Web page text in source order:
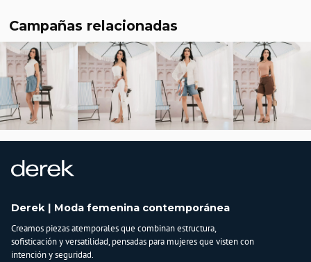
Campañas relacionadas
Derek | Moda femenina contemporánea
Creamos piezas atemporales que combinan estructura,
sofisticación y versatilidad, pensadas para mujeres que visten con
intención y seguridad.